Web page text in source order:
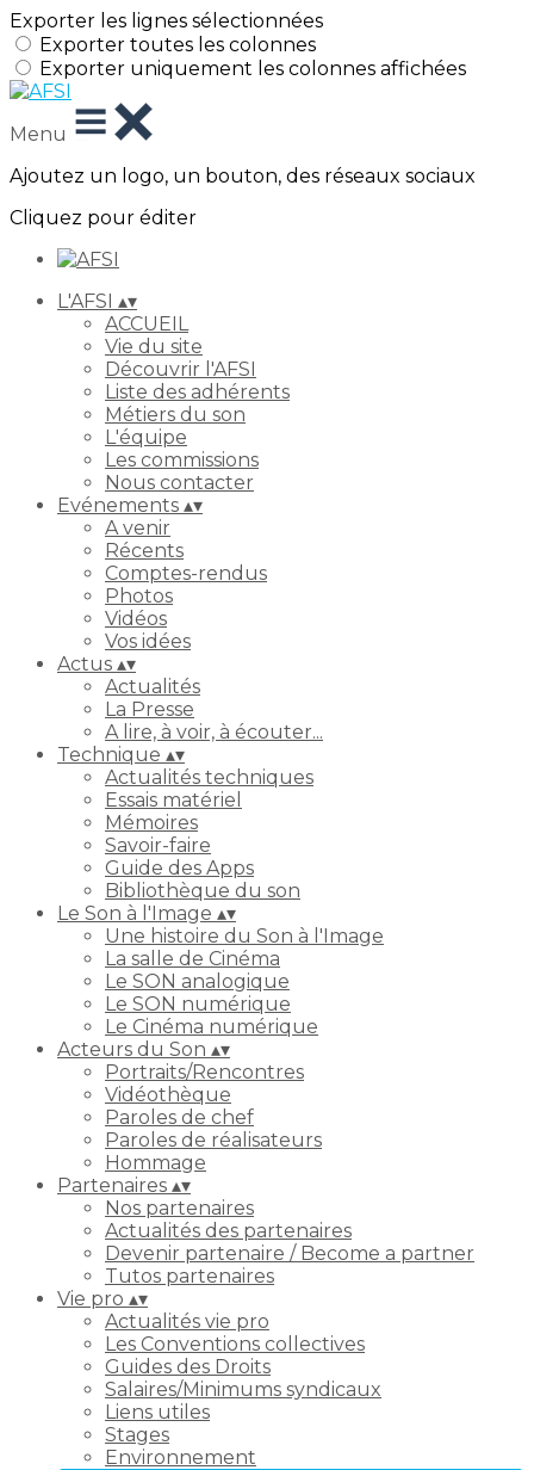
Exporter les lignes sélectionnées
Exporter toutes les colonnes
Exporter uniquement les colonnes affichées
Menu
Ajoutez un logo, un bouton, des réseaux sociaux
Cliquez pour éditer
L'AFSI ▴▾
ACCUEIL
Vie du site
Découvrir l'AFSI
Liste des adhérents
Métiers du son
L'équipe
Les commissions
Nous contacter
Evénements ▴▾
A venir
Récents
Comptes-rendus
Photos
Vidéos
Vos idées
Actus ▴▾
Actualités
La Presse
A lire, à voir, à écouter...
Technique ▴▾
Actualités techniques
Essais matériel
Mémoires
Savoir-faire
Guide des Apps
Bibliothèque du son
Le Son à l'Image ▴▾
Une histoire du Son à l'Image
La salle de Cinéma
Le SON analogique
Le SON numérique
Le Cinéma numérique
Acteurs du Son ▴▾
Portraits/Rencontres
Vidéothèque
Paroles de chef
Paroles de réalisateurs
Hommage
Partenaires ▴▾
Nos partenaires
Actualités des partenaires
Devenir partenaire / Become a partner
Tutos partenaires
Vie pro ▴▾
Actualités vie pro
Les Conventions collectives
Guides des Droits
Salaires/Minimums syndicaux
Liens utiles
Stages
Environnement